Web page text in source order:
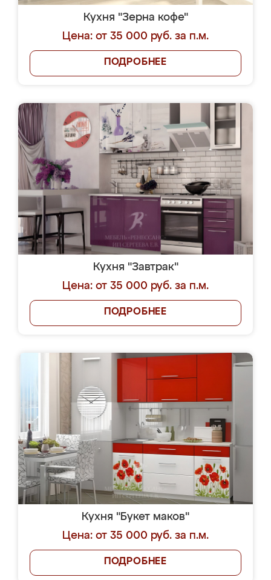
Кухня "Зерна кофе"
Цена: от 35 000 руб. за п.м.
ПОДРОБНЕЕ
Кухня "Завтрак"
Цена: от 35 000 руб. за п.м.
ПОДРОБНЕЕ
Кухня "Букет маков"
Цена: от 35 000 руб. за п.м.
ПОДРОБНЕЕ